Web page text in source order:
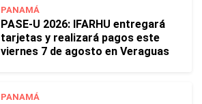
PANAMÁ
PASE-U 2026: IFARHU entregará
tarjetas y realizará pagos este
viernes 7 de agosto en Veraguas
PANAMÁ